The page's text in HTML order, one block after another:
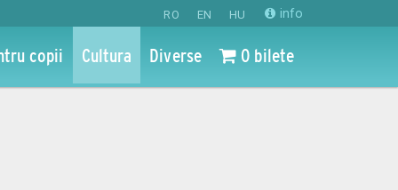
RO EN HU info
copii Cultura Diverse 0 bilete